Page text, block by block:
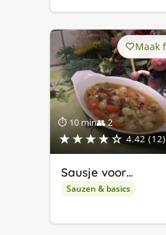
⏱ 10 min👥 2
★★★★☆ 4.42 (12)
Maak
Sausje voor…
Sauzen & basics